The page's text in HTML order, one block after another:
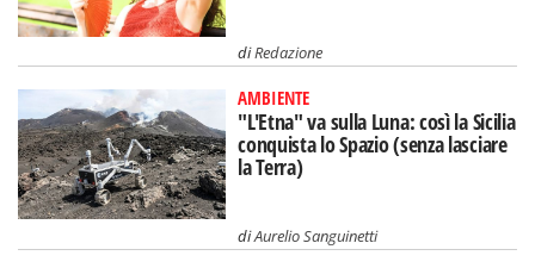
diRedazione
AMBIENTE
"L'Etna" va sulla Luna: così la Sicilia
conquista lo Spazio (senza lasciare
la Terra)
diAurelio Sanguinetti